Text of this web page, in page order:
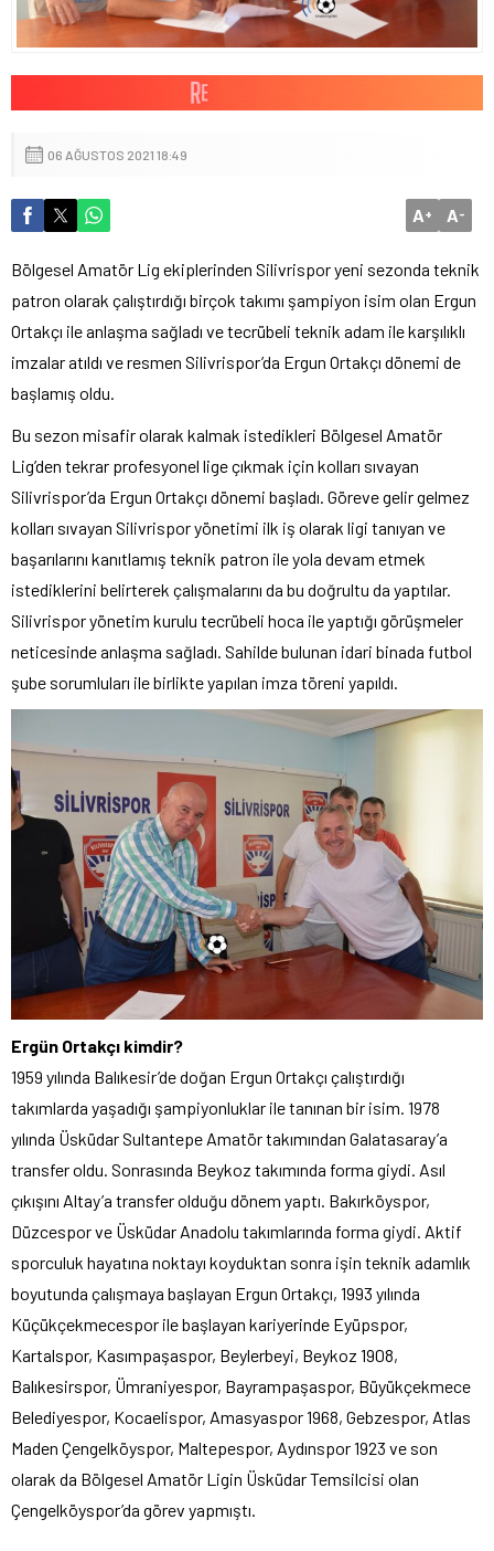
06 AĞUSTOS 2021 18:49
A+ A-
Bölgesel Amatör Lig ekiplerinden Silivrispor yeni sezonda teknik
patron olarak çalıştırdığı birçok takımı şampiyon isim olan Ergun
Ortakçı ile anlaşma sağladı ve tecrübeli teknik adam ile karşılıklı
imzalar atıldı ve resmen Silivrispor’da Ergun Ortakçı dönemi de
başlamış oldu.
Bu sezon misafir olarak kalmak istedikleri Bölgesel Amatör
Lig’den tekrar profesyonel lige çıkmak için kolları sıvayan
Silivrispor’da Ergun Ortakçı dönemi başladı. Göreve gelir gelmez
kolları sıvayan Silivrispor yönetimi ilk iş olarak ligi tanıyan ve
başarılarını kanıtlamış teknik patron ile yola devam etmek
istediklerini belirterek çalışmalarını da bu doğrultu da yaptılar.
Silivrispor yönetim kurulu tecrübeli hoca ile yaptığı görüşmeler
neticesinde anlaşma sağladı. Sahilde bulunan idari binada futbol
şube sorumluları ile birlikte yapılan imza töreni yapıldı.
Ergün Ortakçı kimdir?
1959 yılında Balıkesir’de doğan Ergun Ortakçı çalıştırdığı
takımlarda yaşadığı şampiyonluklar ile tanınan bir isim. 1978
yılında Üsküdar Sultantepe Amatör takımından Galatasaray’a
transfer oldu. Sonrasında Beykoz takımında forma giydi. Asıl
çıkışını Altay’a transfer olduğu dönem yaptı. Bakırköyspor,
Düzcespor ve Üsküdar Anadolu takımlarında forma giydi. Aktif
sporculuk hayatına noktayı koyduktan sonra işin teknik adamlık
boyutunda çalışmaya başlayan Ergun Ortakçı, 1993 yılında
Küçükçekmecespor ile başlayan kariyerinde Eyüpspor,
Kartalspor, Kasımpaşaspor, Beylerbeyi, Beykoz 1908,
Balıkesirspor, Ümraniyespor, Bayrampaşaspor, Büyükçekmece
Belediyespor, Kocaelispor, Amasyaspor 1968, Gebzespor, Atlas
Maden Çengelköyspor, Maltepespor, Aydınspor 1923 ve son
olarak da Bölgesel Amatör Ligin Üsküdar Temsilcisi olan
Çengelköyspor’da görev yapmıştı.